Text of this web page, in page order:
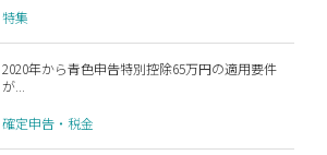
特集
2020年から青色申告特別控除65万円の適用要件
が...
確定申告・税金